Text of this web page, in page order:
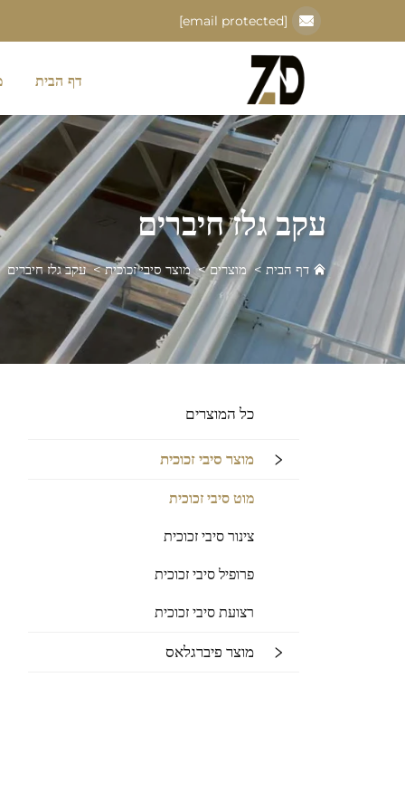
[email protected]
דף הבית
עקב גלז חיברים
דף הבית >מוצרים> מוצר סיבי זכוכית>עקב גלז חיברים
כל המוצרים
מוצר סיבי זכוכית
מוט סיבי זכוכית
צינור סיבי זכוכית
פרופיל סיבי זכוכית
רצועת סיבי זכוכית
מוצר פיברגלאס